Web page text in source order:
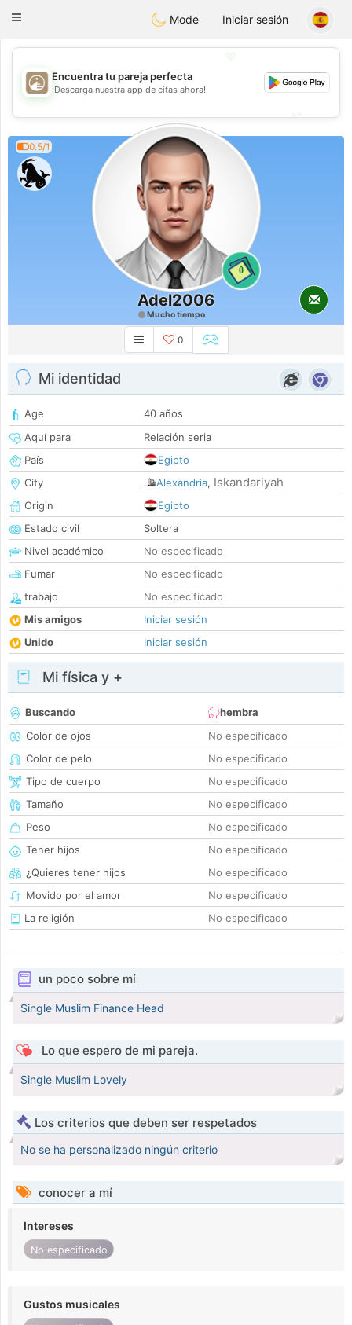
B ahebik
Toggle
Mode Iniciar sesión
💖
💕
Encuentra tu pareja perfecta
¡Descarga nuestra app de citas ahora!
0.5/1
0
Adel2006
Mucho tiempo
0
Mi identidad
Age
40 años
Aquí para
Relación seria
País
Egipto
City
Alexandria, Iskandariyah
Origin
Egipto
Estado civil
Soltera
Nivel académico
No especificado
Fumar
No especificado
trabajo
No especificado
Mis amigos
Iniciar sesión
Unido
Iniciar sesión
Mi física y +
Buscando
hembra
Color de ojos
No especificado
Color de pelo
No especificado
Tipo de cuerpo
No especificado
Tamaño
No especificado
Peso
No especificado
Tener hijos
No especificado
¿Quieres tener hijos
No especificado
Movido por el amor
No especificado
La religión
No especificado
un poco sobre mí
Single Muslim Finance Head
Lo que espero de mi pareja.
Single Muslim Lovely
Los criterios que deben ser respetados
No se ha personalizado ningún criterio
conocer a mí
Intereses
No especificado
Gustos musicales